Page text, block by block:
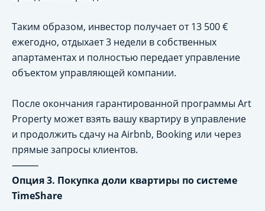
Таким образом, инвестор получает от 13 500 €
ежегодно, отдыхает 3 недели в собственных
апартаментах и полностью передает управление
объектом управляющей компании.
После окончания гарантированной программы Art
Property может взять вашу квартиру в управление
и продолжить сдачу на Airbnb, Booking или через
прямые запросы клиентов.
⸻
Опция 3. Покупка доли квартиры по системе
TimeShare